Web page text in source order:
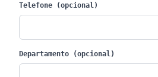
Telefone (opcional)
Departamento (opcional)